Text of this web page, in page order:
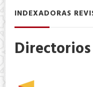
INDEXADORAS
Directorios